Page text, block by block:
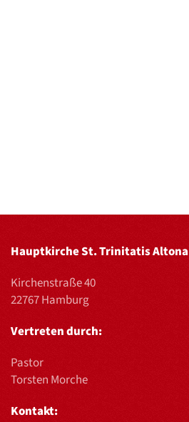
Hauptkirche St. Trinitatis Altona
Kirchenstraße 40
22767 Hamburg
Vertreten durch:
Pastor
Torsten Morche
Kontakt: